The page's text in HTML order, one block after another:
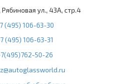
Рябиновая ул., 43А, стр.4
(495) 106-63-30
(495) 106-63-31
50-26